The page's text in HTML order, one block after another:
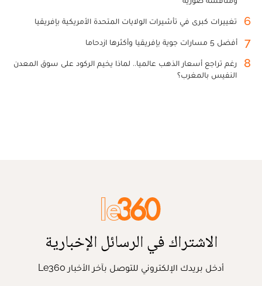
6 تغييرات كبرى في تأشيرات الولايات المتحدة الأمريكية بإفريقيا
7 أفضل 5 مسارات جوية بإفريقيا وأكثرها ازدحاما
8
رغم تراجع أسعار الذهب عالميا.. لماذا يخيم الركود على سوق المعدن
النفيس بالمغرب؟
الاشتراك في الرسائل الإخبارية
أدخل بريدك الإلكتروني للتوصل بآخر الأخبار Le360